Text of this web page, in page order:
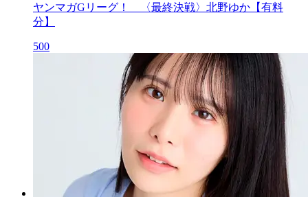
ヤンマガGリーグ！ 〈最終決戦〉北野ゆか【有料
分】
500